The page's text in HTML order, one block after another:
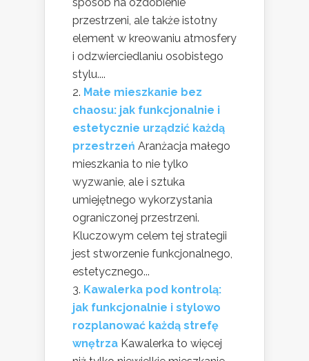
przestrzeni, ale także istotny
element w kreowaniu atmosfery
i odzwierciedlaniu osobistego
stylu....
Małe mieszkanie bez
chaosu: jak funkcjonalnie i
estetycznie urządzić każdą
przestrzeń Aranżacja małego
mieszkania to nie tylko
wyzwanie, ale i sztuka
umiejętnego wykorzystania
ograniczonej przestrzeni.
Kluczowym celem tej strategii
jest stworzenie funkcjonalnego,
estetycznego...
Kawalerka pod kontrolą:
jak funkcjonalnie i stylowo
rozplanować każdą strefę
wnętrza Kawalerka to więcej